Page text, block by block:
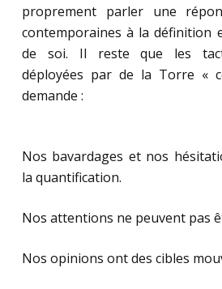
proprement parler une
contemporaines à la définition
de soi. Il reste que les
déployées par de la Torre «
demande :
Nos bavardages et nos
la quantification.
Nos attentions ne peuvent pas
Nos opinions ont des cibles